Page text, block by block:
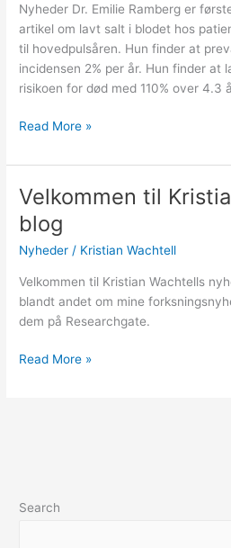
Nyheder Dr. Emilie Ramberg er
artikel om lavt salt i blodet hos
til hovedpulsåren. Hun finder at
incidensen 2% per år. Hun finder at
risikoen for død med 110% over 4.3
med
forsnævring
af
klappen
til
Read More »
Velkommen til
blog
Nyheder / Kristian Wachtell
Velkommen til Kristian Wachtells
blandt andet om mine
dem på Researchgate.
Velkommen
til
Kristian
Wachtells
Read More »
Search